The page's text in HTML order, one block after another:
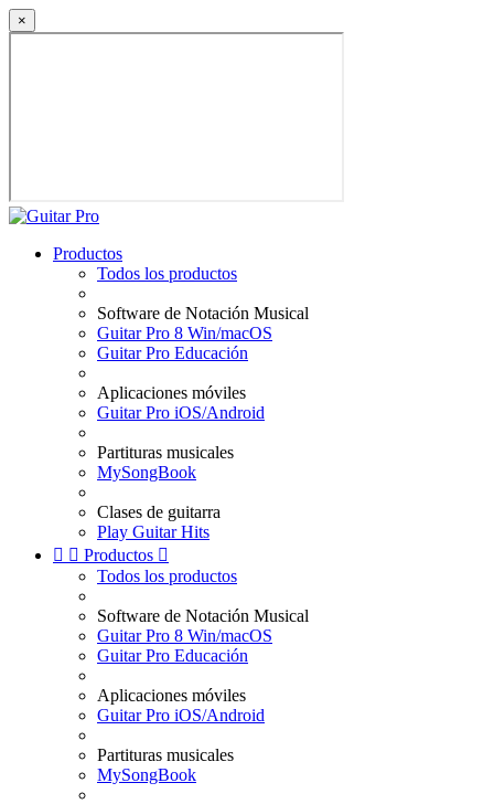
×
Productos
Todos los productos
Software de Notación Musical
Guitar Pro 8 Win/macOS
Guitar Pro Educación
Aplicaciones móviles
Guitar Pro iOS/Android
Partituras musicales
MySongBook
Clases de guitarra
Play Guitar Hits
  Productos 
Todos los productos
Software de Notación Musical
Guitar Pro 8 Win/macOS
Guitar Pro Educación
Aplicaciones móviles
Guitar Pro iOS/Android
Partituras musicales
MySongBook